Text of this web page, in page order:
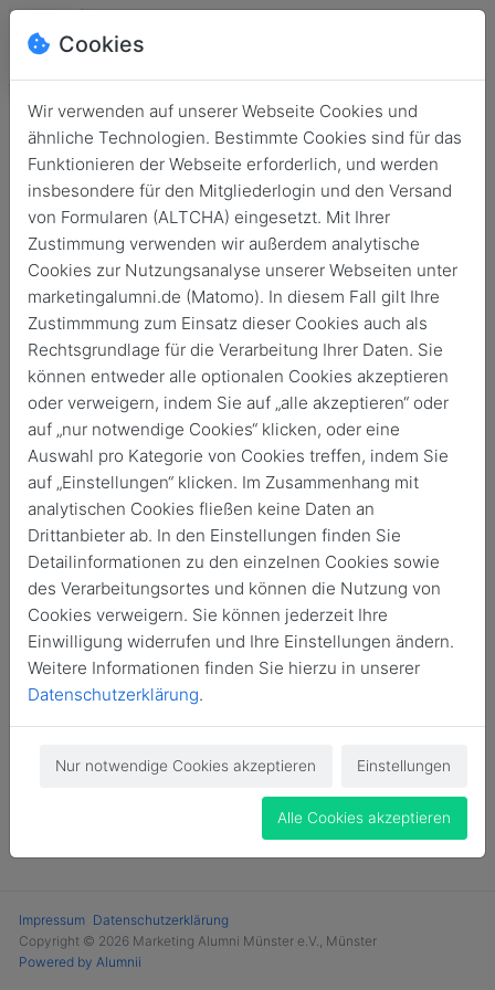
Login
Keine Zugangsdaten?
Login
Jetzt Mitglied werden
Impressum Datenschutzerklärung
Copyright © 2026 Marketing Alumni Münster e.V., Münster
Powered by Alumnii
Cookies
Wir verwenden auf unserer Webseite Cookies und
ähnliche Technologien. Bestimmte Cookies sind für das
Funktionieren der Webseite erforderlich, und werden
insbesondere für den Mitgliederlogin und den Versand
von Formularen (ALTCHA) eingesetzt. Mit Ihrer
Zustimmung verwenden wir außerdem analytische
Cookies zur Nutzungsanalyse unserer Webseiten unter
marketingalumni.de (Matomo). In diesem Fall gilt Ihre
Zustimmmung zum Einsatz dieser Cookies auch als
Rechtsgrundlage für die Verarbeitung Ihrer Daten. Sie
können entweder alle optionalen Cookies akzeptieren
oder verweigern, indem Sie auf „alle akzeptieren“ oder
auf „nur notwendige Cookies“ klicken, oder eine
Auswahl pro Kategorie von Cookies treffen, indem Sie
auf „Einstellungen“ klicken. Im Zusammenhang mit
analytischen Cookies fließen keine Daten an
Drittanbieter ab. In den Einstellungen finden Sie
Detailinformationen zu den einzelnen Cookies sowie
des Verarbeitungsortes und können die Nutzung von
Cookies verweigern. Sie können jederzeit Ihre
Einwilligung widerrufen und Ihre Einstellungen ändern.
Weitere Informationen finden Sie hierzu in unserer
Datenschutzerklärung.
Nur notwendige Cookies akzeptieren Einstellungen
Alle Cookies akzeptieren